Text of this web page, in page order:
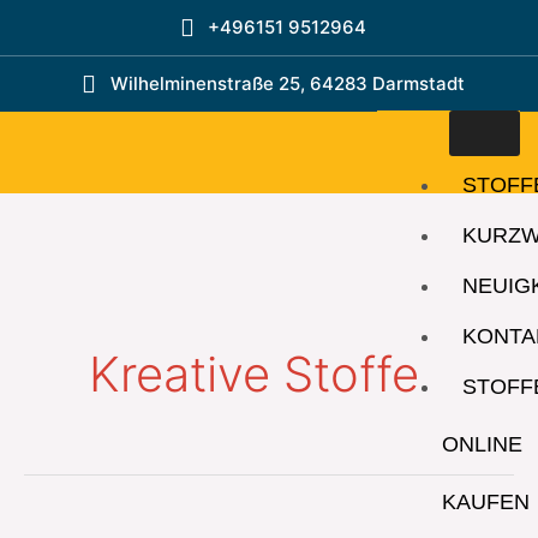
Inhalt
+496151 9512964
Wilhelminenstraße 25, 64283 Darmstadt
ONLINE
KAUFEN
Kreative Stoffe